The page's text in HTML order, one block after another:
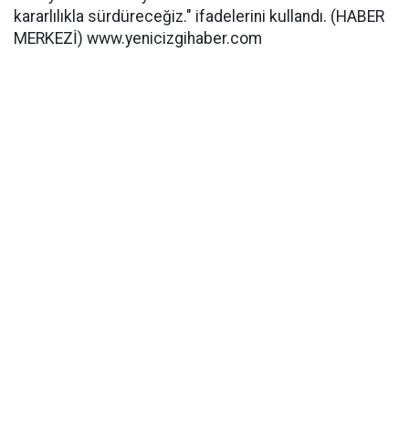
kararlılıkla sürdüreceğiz." ifadelerini kullandı. (HABER
MERKEZİ) www.yenicizgihaber.com